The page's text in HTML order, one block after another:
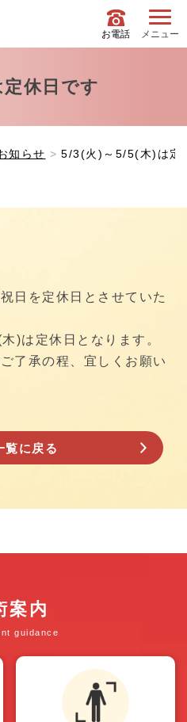
お電話 メニュー
休日です
知らせ 5/3(火)～5/5(木)は定
日を定休日とさせていた
)は定休日となります。
了承の程、宜しくお願い
覧に戻る
案内
guidance